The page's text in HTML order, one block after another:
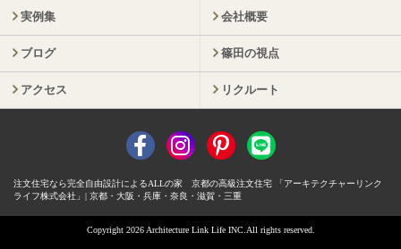
実例集 会社概要
ブログ 篠田の視点
アクセス リクルート
注文住宅なら完全自由設計によるALLの家 京都の高級注文住宅 「アーキテクチャーリンク
ライフ株式会社」| 京都・大阪・兵庫・奈良・滋賀・三重
Copyright 2026 Architecture Link Life INC.All rights reserved.